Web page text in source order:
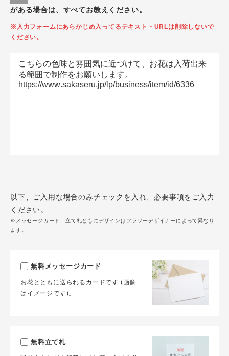
がある場合は、すべてお教えください。
※入力フォームにあらかじめ入ってるテキスト・URLは削除しないで
ください。
以下、ご入用な場合のみチェックを入れ、必要事項をご入力
ください。
※メッセージカード、立て札ともにデザインはフラワーデザイナーによって異なり
ます。
無料メッセージカード
お花とともに送られるカードです (画像
はイメージです)。
無料立て札